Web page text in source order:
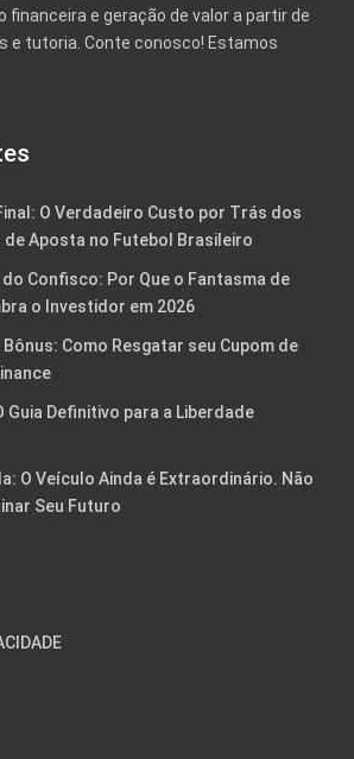
financeira e geração de valor a partir de
e tutoria. Conte conosco! Estamos
O Verdadeiro Custo por Trás dos
de Aposta no Futebol Brasileiro
Confisco: Por Que o Fantasma de
o Investidor em 2026
Bônus: Como Resgatar seu Cupom de
Guia Definitivo para a Liberdade
O Veículo Ainda é Extraordinário. Não
Seu Futuro